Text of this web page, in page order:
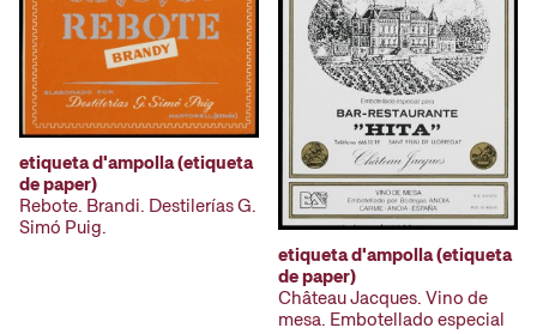
etiqueta d'ampolla (etiqueta
de paper)
Rebote. Brandi. Destilerías G.
Simó Puig.
etiqueta d'ampolla (etiqueta
de paper)
Château Jacques. Vino de
mesa. Embotellado especial